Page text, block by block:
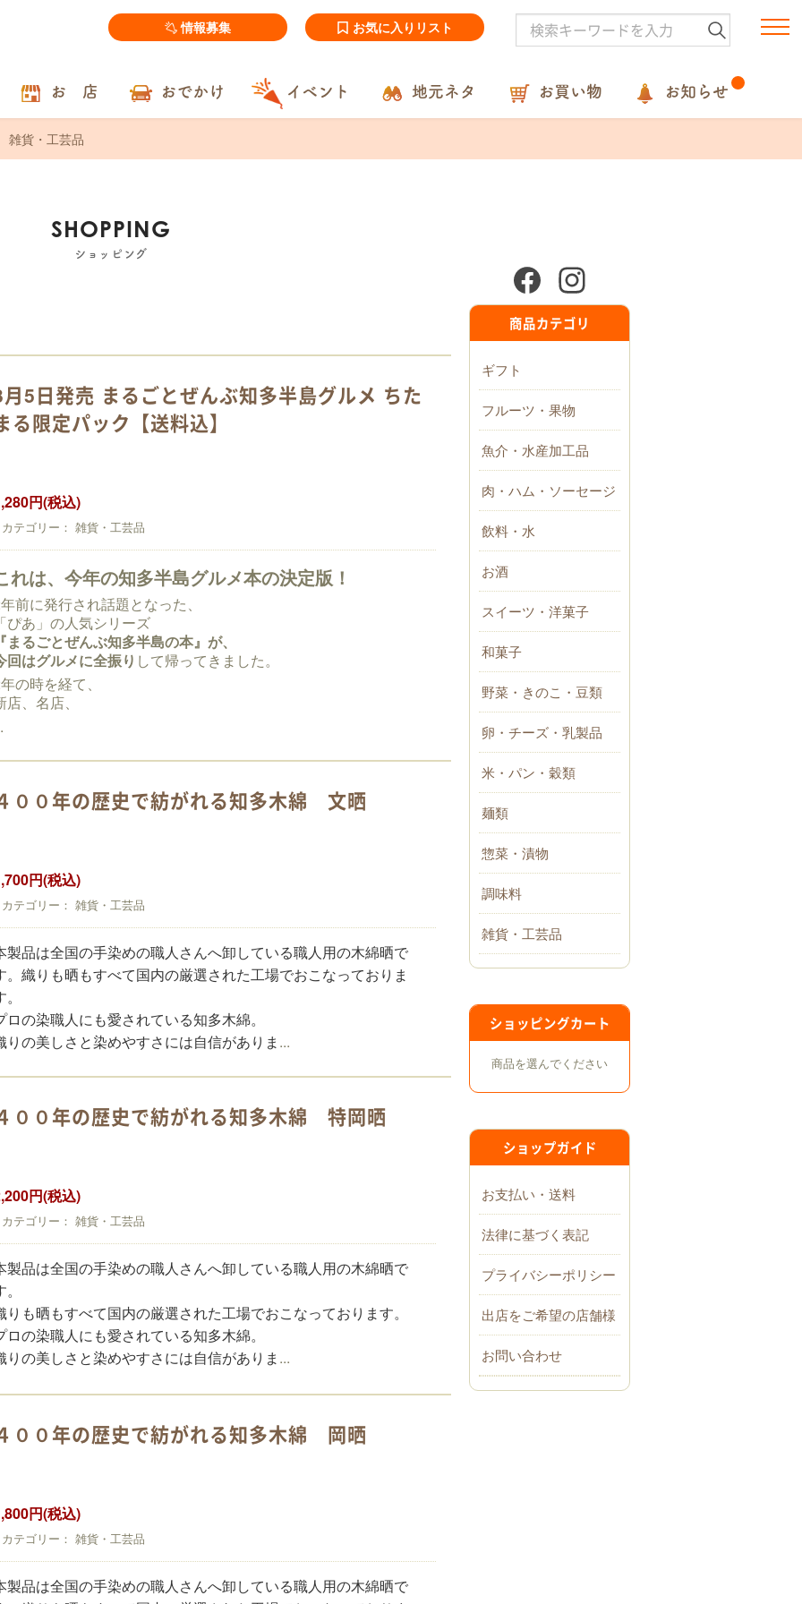
情報募集 お気に入りリスト
お 店 おでかけ イベント 地元ネタ お買い物 お知らせ
雑貨・工芸品
SHOPPING
ショッピング
5日発売 まるごとぜんぶ知多半島グルメ ちた
る限定パック【送料込】
円(税込)
カテゴリー： 雑貨・工芸品
れは、今年の知多半島グルメ本の決定版！
前に発行され話題となった、
ぴあ」の人気シリーズ
まるごとぜんぶ知多半島の本』 が、
回はグルメに全振り して帰ってきました。
の時を経て、
店、名店、
００年の歴史で紡がれる知多木綿 文晒
円(税込)
カテゴリー： 雑貨・工芸品
製品は全国の手染めの職人さんへ卸している職人用の木綿晒で
。 織りも晒もすべて国内の厳選された工場でおこなっておりま
。
ロの染職人にも愛されている知多木綿。
りの美しさと染めやすさには自信がありま ...
００年の歴史で紡がれる知多木綿 特岡晒
円(税込)
カテゴリー： 雑貨・工芸品
製品は全国の手染めの職人さんへ卸している職人用の木綿晒で
。
りも晒もすべて国内の厳選された工場でおこなっております。
ロの染職人にも愛されている知多木綿。
りの美しさと染めやすさには自信がありま ...
００年の歴史で紡がれる知多木綿 岡晒
円(税込)
カテゴリー： 雑貨・工芸品
製品は全国の手染めの職人さんへ卸している職人用の木綿晒で
商品カテゴリ
ギフト
フルーツ・果物
魚介・水産加工品
肉・ハム・ソーセージ
飲料・水
お酒
スイーツ・洋菓子
和菓子
野菜・きのこ・豆類
卵・チーズ・乳製品
米・パン・穀類
麺類
惣菜・漬物
調味料
雑貨・工芸品
ショッピングカート
商品を選んでください
ショップガイド
お支払い・送料
法律に基づく表記
プライバシーポリシー
出店をご希望の店舗様
お問い合わせ